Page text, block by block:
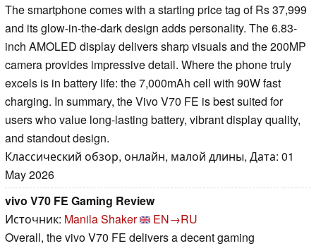
The smartphone comes with a starting price tag of Rs 37,999
and its glow-in-the-dark design adds personality. The 6.83-
inch AMOLED display delivers sharp visuals and the 200MP
camera provides impressive detail. Where the phone truly
excels is in battery life: the 7,000mAh cell with 90W fast
charging. In summary, the Vivo V70 FE is best suited for
users who value long-lasting battery, vibrant display quality,
and standout design.
Классический обзор, онлайн, малой длины, Дата: 01
May 2026
vivo V70 FE Gaming Review
Источник: Manila Shaker
EN→RU
Overall, the vivo V70 FE delivers a decent gaming